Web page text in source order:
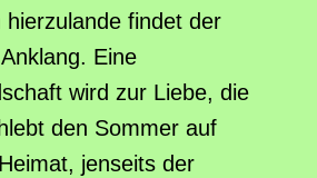
findet der
Eine
wird zur Liebe, die
den Sommer auf
jenseits der